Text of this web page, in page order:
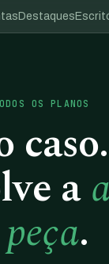
Destaques
OS PLANOS
caso.
a
peça.